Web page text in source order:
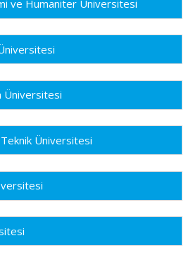
ve Humaniter Üniversitesi
Üniversitesi
Üniversitesi